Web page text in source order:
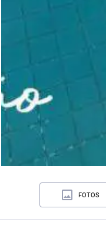
FOTOS